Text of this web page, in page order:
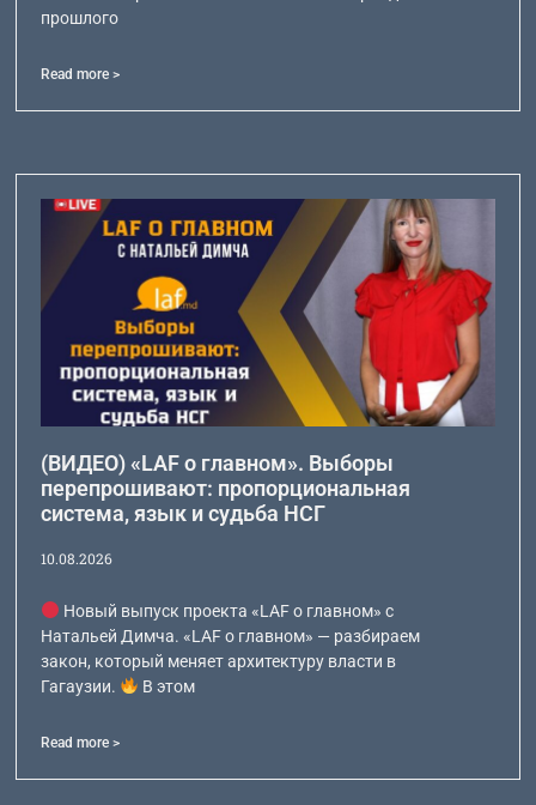
прошлого
Read more >
(ВИДЕО) «LAF о главном». Выборы
перепрошивают: пропорциональная
система, язык и судьба НСГ
10.08.2026
Новый выпуск проекта «LAF о главном» с
Натальей Димча. «LAF о главном» — разбираем
закон, который меняет архитектуру власти в
Гагаузии.
В этом
Read more >